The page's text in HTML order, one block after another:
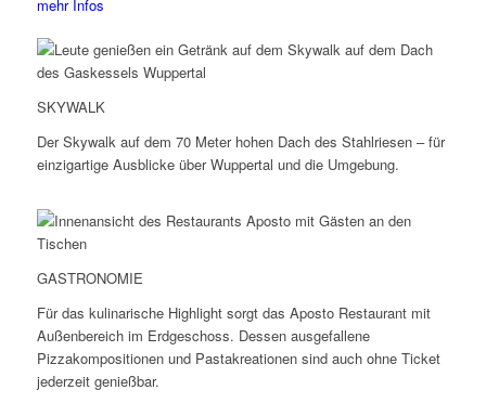
mehr Infos
SKYWALK
Der Skywalk auf dem 70 Meter hohen Dach des Stahlriesen – für
einzigartige Ausblicke über Wuppertal und die Umgebung.
GASTRONOMIE
Für das kulinarische Highlight sorgt das Aposto Restaurant mit
Außenbereich im Erdgeschoss. Dessen ausgefallene
Pizzakompositionen und Pastakreationen sind auch ohne Ticket
jederzeit genießbar.